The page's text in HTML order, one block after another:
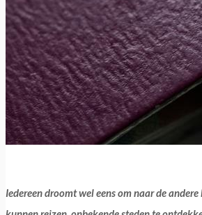
Iedereen droomt wel eens om naar de